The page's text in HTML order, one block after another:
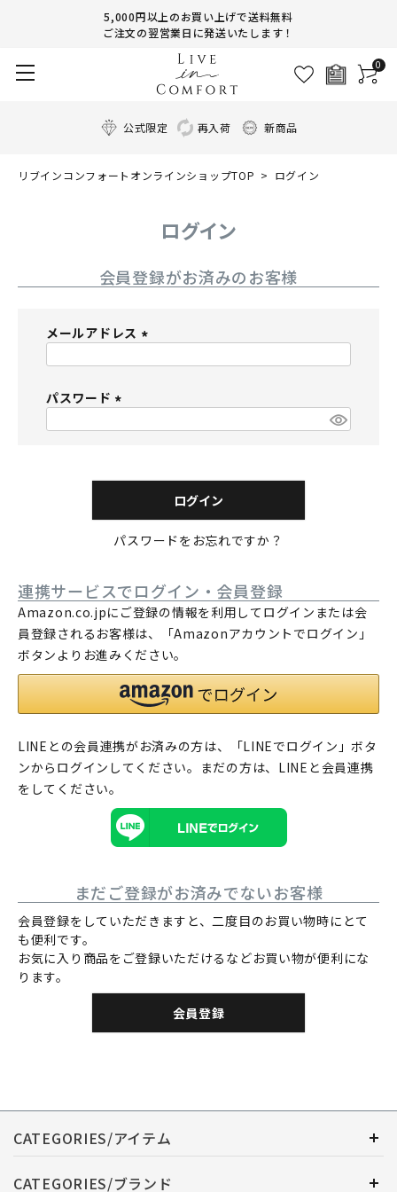
5,000円以上のお買い上げで送料無料
ご注文の翌営業日に発送いたします！
0
公式限定 再入荷 新商品
リブインコンフォートオンラインショップTOP ログイン
ログイン
会員登録がお済みのお客様
メールアドレス
パスワード
)
ログイン
パスワードをお忘れですか？
連携サービスでログイン・会員登録
Amazon.co.jpにご登録の情報を利用してログインまたは会
員登録されるお客様は、「Amazonアカウントでログイン」
ボタンよりお進みください。
LINEとの会員連携がお済みの方は、「LINEでログイン」ボタ
ンからログインしてください。まだの方は、 LINEと会員連携
をしてください。
まだご登録がお済みでないお客様
会員登録をしていただきますと、二度目のお買い物時にとて
も便利です。
お気に入り商品をご登録いただけるなどお買い物が便利にな
ります。
会員登録
CATEGORIES/アイテム
CATEGORIES/ブランド